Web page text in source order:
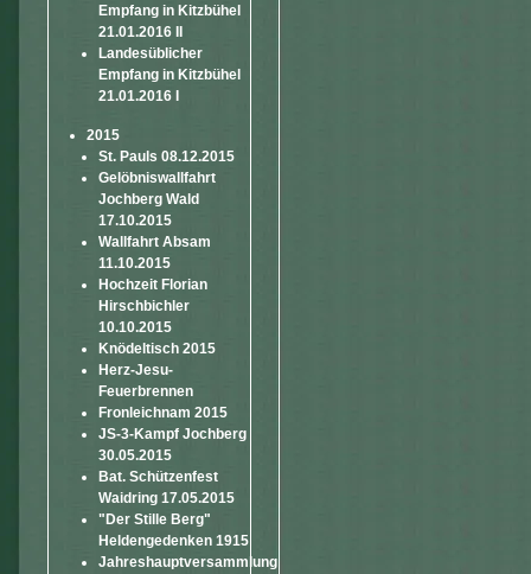
Empfang in Kitzbühel
21.01.2016 II
Landesüblicher
Empfang in Kitzbühel
21.01.2016 I
2015
St. Pauls 08.12.2015
Gelöbniswallfahrt
Jochberg Wald
17.10.2015
Wallfahrt Absam
11.10.2015
Hochzeit Florian
Hirschbichler
10.10.2015
Knödeltisch 2015
Herz-Jesu-
Feuerbrennen
Fronleichnam 2015
JS-3-Kampf Jochberg
30.05.2015
Bat. Schützenfest
Waidring 17.05.2015
"Der Stille Berg"
Heldengedenken 1915
Jahreshauptversammlung